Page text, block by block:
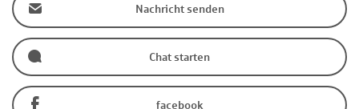
Nachricht senden
Chat starten
facebook